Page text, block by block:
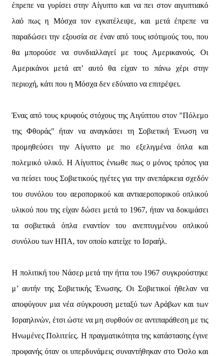
έπρεπε να γυρίσει στην Αίγυπτο και να πει στον αιγυπτιακό
λαό πως η Μόσχα τον εγκατέλειψε, και μετά έπρεπε να
παραδώσει την εξουσία σε έναν από τους ισότιμούς του, που
θα μπορούσε να συνδιαλλαγεί με τους Αμερικανούς. Οι
Αμερικάνοι μετά απ’ αυτό θα είχαν το πάνω χέρι στην
περιοχή, κάτι που η Μόσχα δεν εδύνατο να επιτρέψει.
Ένας από τους κρυφούς στόχους της Αιγύπτου στον "Πόλεμο
της Φθοράς" ήταν να αναγκάσει τη Σοβιετική Ένωση να
προμηθεύσει την Αίγυπτο με πιο εξελιγμένα όπλα και
πολεμικό υλικό. Η Αίγυπτος ένιωθε πως ο μόνος τρόπος για
να πείσει τους Σοβιετικούς ηγέτες για την ανεπάρκεια σχεδόν
του συνόλου του αεροπορικού και αντιαεροπορικού οπλικού
υλικού που της είχαν δώσει μετά το 1967, ήταν να δοκιμάσει
τα σοβιετικά όπλα εναντίον του ανεπτυγμένου οπλικού
συνόλου των ΗΠΑ, τον οποίο κατείχε το Ισραήλ.
Η πολιτική του Νάσερ μετά την ήττα του 1967 συγκρούστηκε
μ’ αυτήν της Σοβιετικής Ένωσης. Οι Σοβιετικοί ήθελαν να
αποφύγουν μια νέα σύγκρουση μεταξύ των Αράβων και των
Ισραηλινών, έτσι ώστε να μη συρθούν σε αντιπαράθεση με τις
Ηνωμένες Πολιτείες. Η πραγματικότητα της κατάστασης έγινε
προφανής όταν οι υπερδυνάμεις συναντήθηκαν στο Όσλο και